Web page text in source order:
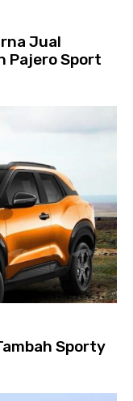
Jual
Pajero Sport
Sporty